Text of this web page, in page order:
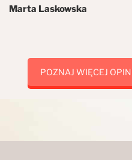
Marta Laskowska
POZNAJ WIĘCEJ